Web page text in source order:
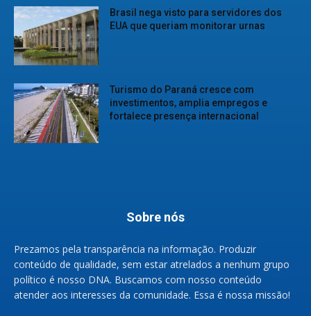
Brasil nega visto para servidores dos
EUA que queriam monitorar urnas
Turismo do Paraná cresce com
investimentos, amplia empregos e
fortalece presença internacional
Sobre nós
Prezamos pela transparência na informação. Produzir
conteúdo de qualidade, sem estar atrelados a nenhum grupo
político é nosso DNA. Buscamos com nosso conteúdo
atender aos interesses da comunidade. Essa é nossa missão!